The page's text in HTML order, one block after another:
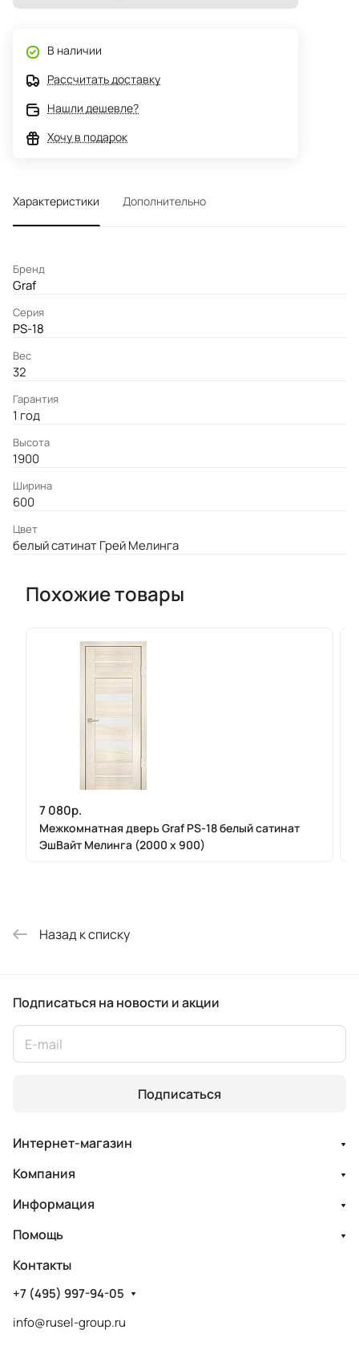
В наличии
Рассчитать доставку
Нашли дешевле?
Хочу в подарок
Характеристики Дополнительно
Бренд
Graf
Серия
PS-18
Вес
32
Гарантия
1 год
Высота
1900
Ширина
600
Цвет
белый сатинат Грей Мелинга
Похожие товары
7 080р.
Межкомнатная дверь Graf PS-18 белый сатинат
ЭшВайт Мелинга (2000 х 900)
Назад к списку
Подписаться на новости и акции
Подписаться
Интернет-магазин
Компания
Информация
Помощь
Контакты
+7 (495) 997-94-05
info@rusel-group.ru